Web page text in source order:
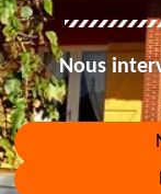
Nous